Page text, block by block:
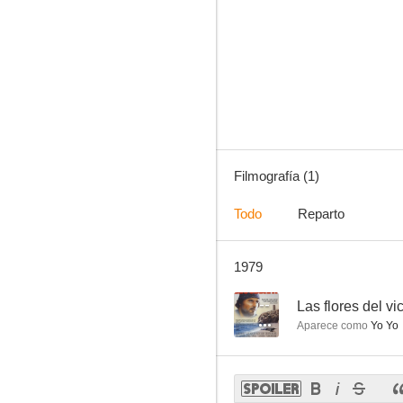
Filmografía (1)
Todo Reparto
1979
-- Las flores del
Aparece como Yo Yo